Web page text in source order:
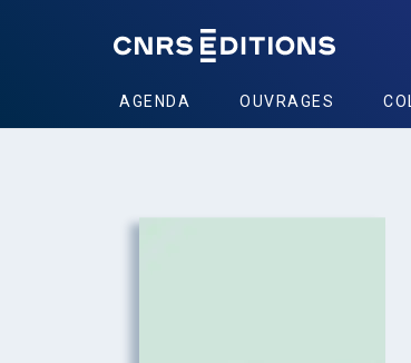
AGENDA OUVRAGES